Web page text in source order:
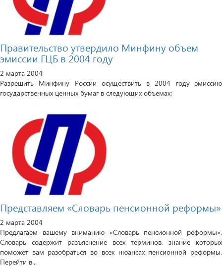
Правительство утвердило Минфину объем
эмиссии ГЦБ в 2004 году
2 марта 2004
Разрешить Минфину России осуществить в 2004 году эмиссию
государственных ценных бумаг в следующих объемах:
Представляем «Словарь пенсионной реформы»
2 марта 2004
Предлагаем вашему вниманию «Словарь пенсионной реформы».
Словарь содержит разъяснение всех терминов, знание которых
поможет вам разобраться во всех нюансах пенсионной реформы.
Перейти в...